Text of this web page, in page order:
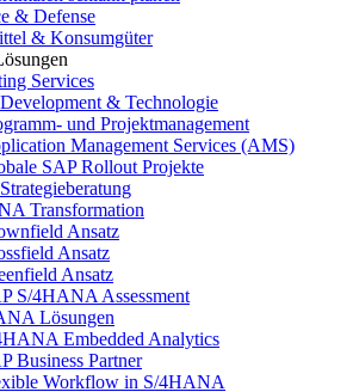
& Defense
& Konsumgüter
Services
& Technologie
und Projektmanagement
Management Services (AMS)
SAP Rollout Projekte
Transformation
Ansatz
Ansatz
Ansatz
S/4HANA Assessment
Lösungen
Embedded Analytics
Business Partner
Workflow in S/4HANA